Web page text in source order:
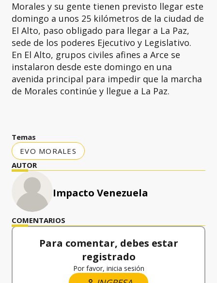
Morales y su gente tienen previsto llegar este
domingo a unos 25 kilómetros de la ciudad de
El Alto, paso obligado para llegar a La Paz,
sede de los poderes Ejecutivo y Legislativo.
En El Alto, grupos civiles afines a Arce se
instalaron desde este domingo en una
avenida principal para impedir que la marcha
de Morales continúe y llegue a La Paz.
Temas
EVO MORALES
AUTOR
Impacto Venezuela
COMENTARIOS
Para comentar, debes estar
registrado
Por favor, inicia sesión